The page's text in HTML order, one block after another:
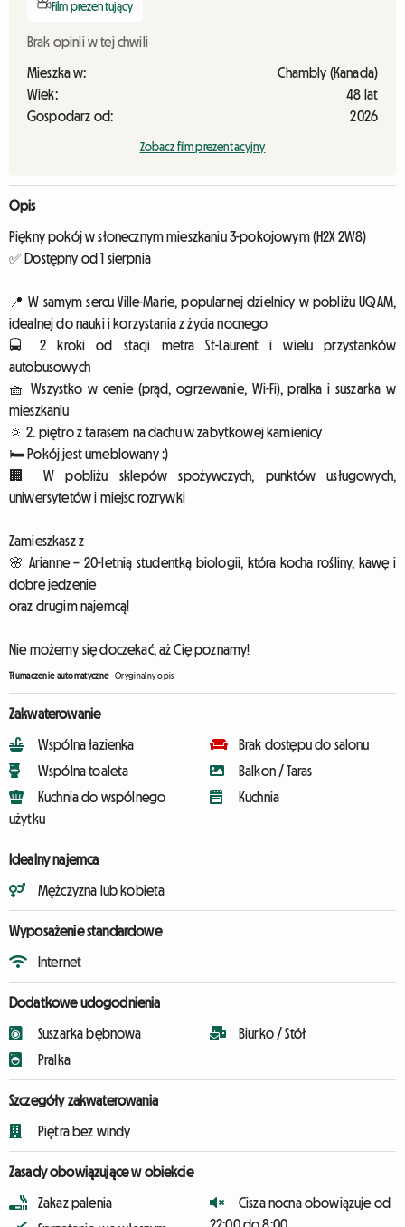
Film prezentujący
Brak opinii w tej chwili
Mieszka w:
Chambly (Kanada)
Wiek:
48 lat
Gospodarz od:
2026
Zobacz film prezentacyjny
Opis
Piękny pokój w słonecznym mieszkaniu 3-pokojowym (H2X 2W8)
✅ Dostępny od 1 sierpnia
📍 W samym sercu Ville-Marie, popularnej dzielnicy w pobliżu UQAM,
idealnej do nauki i korzystania z życia nocnego
🚍 2 kroki od stacji metra St-Laurent i wielu przystanków
autobusowych
🧺 Wszystko w cenie (prąd, ogrzewanie, Wi-Fi), pralka i suszarka w
mieszkaniu
🔅 2. piętro z tarasem na dachu w zabytkowej kamienicy
🛏️ Pokój jest umeblowany :)
🏢 W pobliżu sklepów spożywczych, punktów usługowych,
uniwersytetów i miejsc rozrywki
Zamieszkasz z
🌸 Arianne – 20-letnią studentką biologii, która kocha rośliny, kawę i
dobre jedzenie
oraz drugim najemcą!
Nie możemy się doczekać, aż Cię poznamy!
Tłumaczenie automatyczne-Oryginalny opis
Zakwaterowanie
Wspólna łazienka
Wspólna toaleta
Kuchnia do wspólnego
użytku
Brak dostępu do salonu
Balkon / Taras
Kuchnia
Idealny najemca
Mężczyzna lub kobieta
Wyposażenie standardowe
Internet
Dodatkowe udogodnienia
Suszarka bębnowa
Pralka
Biurko / Stół
Szczegóły zakwaterowania
Piętra bez windy
Zasady obowiązujące w obiekcie
Zakaz palenia
Cisza nocna obowiązuje od